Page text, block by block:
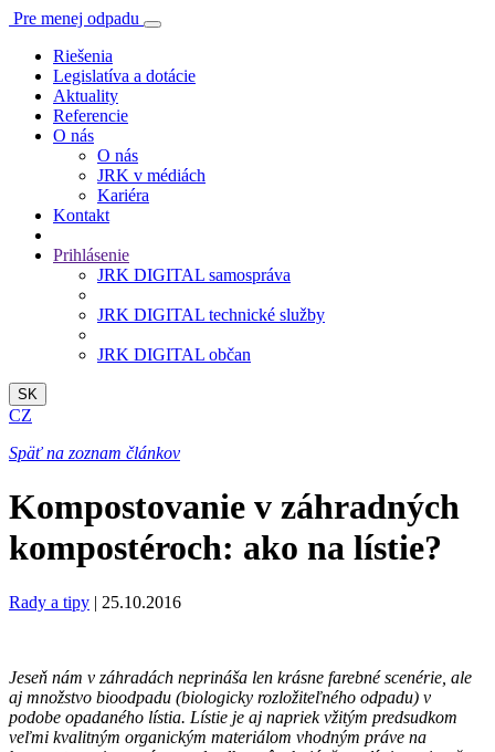
Pre menej odpadu
Riešenia
Legislatíva a dotácie
Aktuality
Referencie
O nás
O nás
JRK v médiách
Kariéra
Kontakt
Prihlásenie
JRK DIGITAL samospráva
JRK DIGITAL technické služby
JRK DIGITAL občan
SK
CZ
Späť na zoznam článkov
Kompostovanie v záhradných
kompostéroch: ako na lístie?
Rady a tipy | 25.10.2016
Jeseň nám v záhradách neprináša len krásne farebné scenérie, ale
aj množstvo bioodpadu (biologicky rozložiteľného odpadu) v
podobe opadaného lístia. Lístie je aj napriek vžitým predsudkom
veľmi kvalitným organickým materiálom vhodným práve na